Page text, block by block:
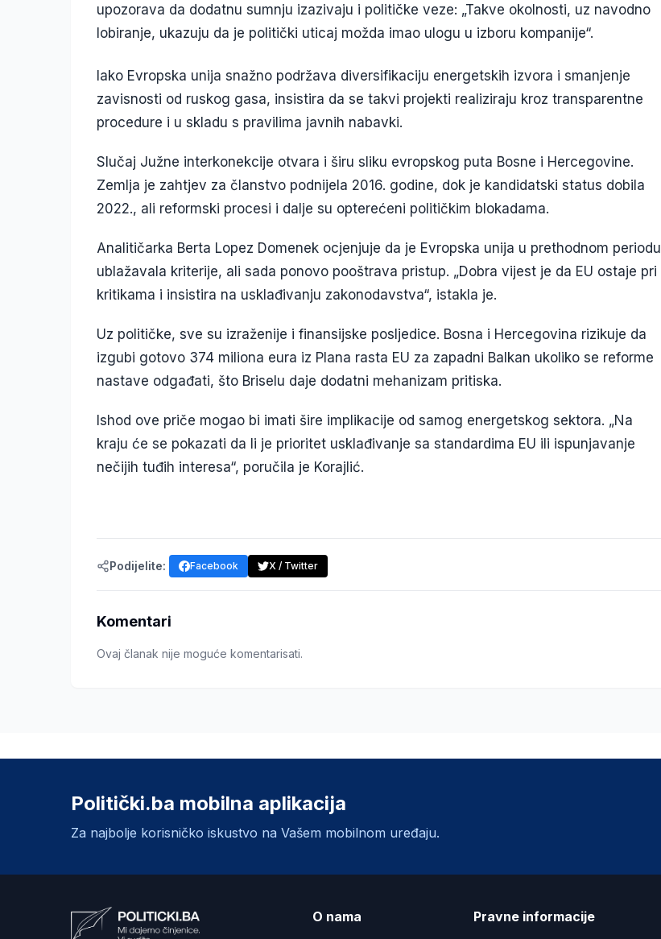
upozorava da dodatnu sumnju izazivaju i političke veze: „Takve okolnosti, uz navodno
lobiranje, ukazuju da je politički uticaj možda imao ulogu u izboru kompanije“.
Iako Evropska unija snažno podržava diversifikaciju energetskih izvora i smanjenje
zavisnosti od ruskog gasa, insistira da se takvi projekti realiziraju kroz transparentne
procedure i u skladu s pravilima javnih nabavki.
Slučaj Južne interkonekcije otvara i širu sliku evropskog puta Bosne i Hercegovine.
Zemlja je zahtjev za članstvo podnijela 2016. godine, dok je kandidatski status dobila
2022., ali reformski procesi i dalje su opterećeni političkim blokadama.
Analitičarka Berta Lopez Domenek ocjenjuje da je Evropska unija u prethodnom periodu
ublažavala kriterije, ali sada ponovo pooštrava pristup. „Dobra vijest je da EU ostaje pri
kritikama i insistira na usklađivanju zakonodavstva“, istakla je.
Uz političke, sve su izraženije i finansijske posljedice. Bosna i Hercegovina rizikuje da
izgubi gotovo 374 miliona eura iz Plana rasta EU za zapadni Balkan ukoliko se reforme
nastave odgađati, što Briselu daje dodatni mehanizam pritiska.
Ishod ove priče mogao bi imati šire implikacije od samog energetskog sektora. „Na
kraju će se pokazati da li je prioritet usklađivanje sa standardima EU ili ispunjavanje
nečijih tuđih interesa“, poručila je Korajlić.
Podijelite: Facebook X / Twitter
Komentari
Ovaj članak nije moguće komentarisati.
Politički.ba mobilna aplikacija
Za najbolje korisničko iskustvo na Vašem mobilnom uređaju.
O nama Pravne informacije